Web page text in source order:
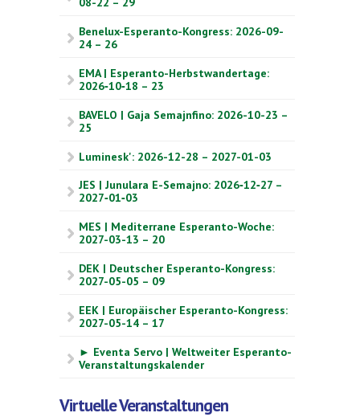
Benelux-Esperanto-Kongress: 2026-09-
24 – 26
EMA | Esperanto-Herbstwandertage:
2026‑10‑18 – 23
BAVELO | Gaja Semajnfino: 2026-10-23 –
25
Luminesk': 2026-12-28 – 2027-01-03
JES | Junulara E-Semajno: 2026‑12‑27 –
2027‑01‑03
MES | Mediterrane Esperanto-Woche:
2027-03-13 – 20
DEK | Deutscher Esperanto-Kongress:
2027-05-05 – 09
EEK | Europäischer Esperanto-Kongress:
2027-05-14 – 17
► Eventa Servo | Weltweiter Esperanto-
Veranstaltungskalender
Virtuelle Veranstaltungen